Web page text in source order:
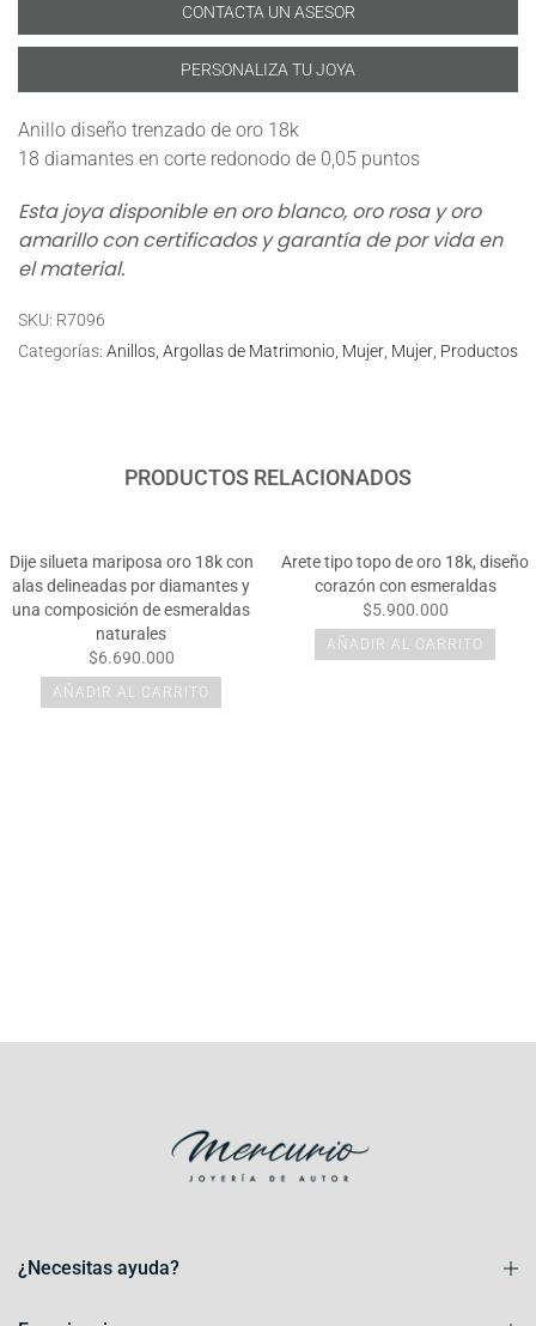
CONTACTA UN ASESOR
PERSONALIZA TU JOYA
Anillo diseño trenzado de oro 18k
18 diamantes en corte redonodo de 0,05 puntos
Esta joya disponible en oro blanco, oro rosa y oro
amarillo con certificados y garantía de por vida en
el material.
SKU: R7096
Categorías: Anillos Argollas de Matrimonio Mujer Mujer Productos
PRODUCTOS RELACIONADOS
Dije silueta mariposa oro 18k con
alas delineadas por diamantes y
una composición de esmeraldas
naturales
$6.690.000
AÑADIR AL CARRITO
Arete tipo topo de oro 18k, diseño
corazón con esmeraldas
$5.900.000
AÑADIR AL CARRITO
¿Necesitas ayuda?